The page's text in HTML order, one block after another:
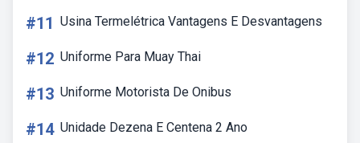
#11 Usina Termelétrica Vantagens E Desvantagens
#12 Uniforme Para Muay Thai
#13 Uniforme Motorista De Onibus
#14 Unidade Dezena E Centena 2 Ano